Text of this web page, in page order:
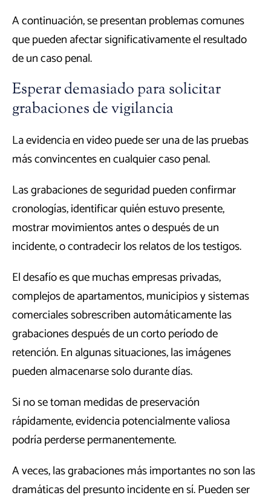
A continuación, se presentan problemas comunes
que pueden afectar significativamente el resultado
de un caso penal.
Esperar demasiado para solicitar
grabaciones de vigilancia
La evidencia en video puede ser una de las pruebas
más convincentes en cualquier caso penal.
Las grabaciones de seguridad pueden confirmar
cronologías, identificar quién estuvo presente,
mostrar movimientos antes o después de un
incidente, o contradecir los relatos de los testigos.
El desafío es que muchas empresas privadas,
complejos de apartamentos, municipios y sistemas
comerciales sobrescriben automáticamente las
grabaciones después de un corto período de
retención. En algunas situaciones, las imágenes
pueden almacenarse solo durante días.
Si no se toman medidas de preservación
rápidamente, evidencia potencialmente valiosa
podría perderse permanentemente.
A veces, las grabaciones más importantes no son las
dramáticas del presunto incidente en sí. Pueden ser